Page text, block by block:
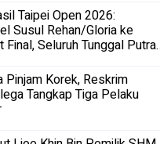
Taipei Open 2026:
Susul Rehan/Gloria ke
Final, Seluruh Tunggal Putra
Pinjam Korek, Reskrim
Tangkap Tiga Pelaku